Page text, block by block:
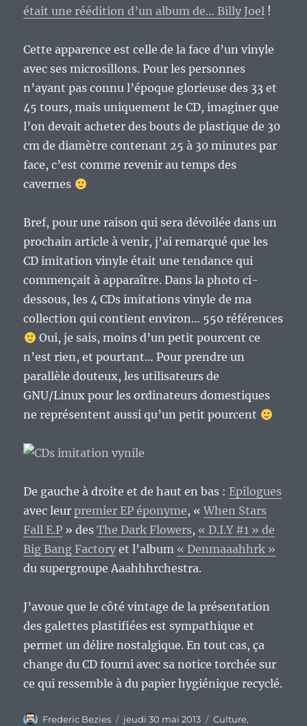
était une réédition d’un album de… Billy Joel !
Cette apparence est celle de la face d’un vinyle
avec ses microsillons. Pour les personnes
n’ayant pas connu l’époque glorieuse des 33 et
45 tours, mais uniquement le CD, imaginer que
l’on devait acheter des bouts de plastique de 30
cm de diamètre contenant 25 à 30 minutes par
face, c’est comme revenir au temps des
cavernes
Bref, pour une raison qui sera dévoilée dans un
prochain article à venir, j’ai remarqué que les
CD imitation vinyle était une tendance qui
commençait à apparaître. Dans la photo ci-
dessous, les 4 CDs imitations vinyle de ma
collection qui contient environ… 550 références
Oui, je sais, moins d’un petit pourcent ce
n’est rien, et pourtant… Pour prendre un
parallèle douteux, les utilisateurs de
GNU/Linux pour les ordinateurs domestiques
ne représentent aussi qu’un petit pourcent
De gauche à droite et de haut en bas :Epilogues
avec leurpremier EP éponyme, «When Stars
Fall E​.​P » desThe Dark Flowers, « D.I.Y #1 » de
Big Bang Factory et l’album « Denmaaahhrk »
du supergroupe Aaahhhrchestra.
J’avoue que le côté vintage de la présentation
des galettes plastifiées est sympathique et
permet un délire nostalgique. En tout cas, ça
change du CD fourni avec sa notice torchée sur
ce qui ressemble à du papier hygiénique recyclé.
Auteur
Frederic Bezies
Publié
jeudi 30 mai 2013 Catégories
Culture,